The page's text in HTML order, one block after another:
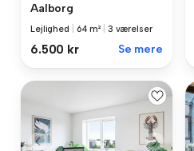
Aalborg
Lejlighed 64 m² 3 værelser
6.500 kr Se mere